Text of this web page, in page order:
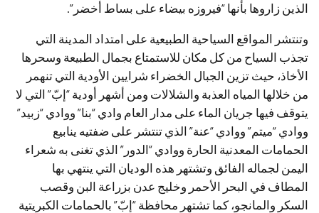
الذين زاروها بأنها “فيروزه بيضاء على بساط أخضر”.
وتنتشر المواقع السياحية الطبيعية على امتداد المدينة التي
تجذب السياح من كل مكان للاستمتاع بجمال الطبيعة وسحرها
الأخاذ، حيث تزين الجبال الخضراء شرايين الأودية التي تنهمر
من خلالها المياه العذبة والشلالات ومن أشهر أودية “إبّ” التي لا
يتوقف فيها جريان الماء على مدار العام وادي “بنا” ووادي “زبيد”
ووادي “ميتم” ووادي “عنة” الذي تنتشر على ضفتيه ينابيع
الحمامات المعدنية الحارة ووادي “الدور” الذي تغنى به شعراء
اليمن لجماله الفائق وتشتهر هذه الوديان التي ينتهي بها
المطاف في البحر الأحمر وخليج عدن بزراعة البن وقصب
السكر والمانجو، كما تشتهر محافظة “إبّ” بالحمامات الكبريتية